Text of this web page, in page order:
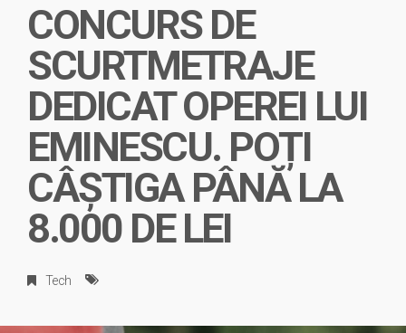
CONCURS DE
SCURTMETRAJE
DEDICAT OPEREI LUI
EMINESCU. POȚI
CÂȘTIGA PÂNĂ LA
8.000 DE LEI
Tech